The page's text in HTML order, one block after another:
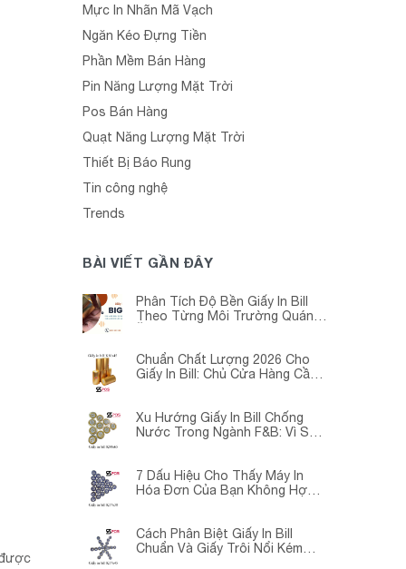
Mực In Nhãn Mã Vạch
Ngăn Kéo Đựng Tiền
Phần Mềm Bán Hàng
Pin Năng Lượng Mặt Trời
Pos Bán Hàng
Quạt Năng Lượng Mặt Trời
Thiết Bị Báo Rung
Tin công nghệ
Trends
BÀI VIẾT GẦN ĐÂY
Phân Tích Độ Bền Giấy In Bill
Theo Từng Môi Trường Quán
Chuẩn Chất Lượng 2026 Cho
Giấy In Bill: Chủ Cửa Hàng Cần
Xu Hướng Giấy In Bill Chống
Nước Trong Ngành F&B: Vì Sao
7 Dấu Hiệu Cho Thấy Máy In
Hóa Đơn Của Bạn Không Hợp
Cách Phân Biệt Giấy In Bill
Chuẩn Và Giấy Trôi Nổi Kém